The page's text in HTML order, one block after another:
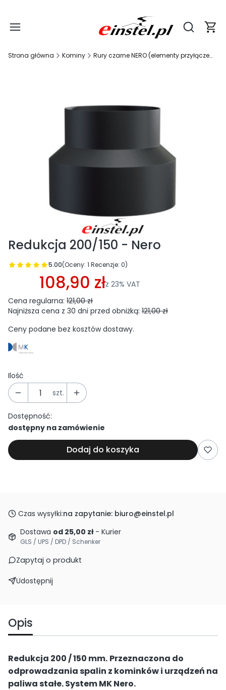
Otwórz
Strona główna Kominy Rury czarne NERO (elementy przyłączeniowe do kominków)
Redukcja 200/150 - Nero
5.00(Oceny: 1 Recenzje: 0)
Przejdź do sekcji Opinie
108,90 złz 23% VAT
Cena regularna: 121,00 zł
Najniższa cena z 30 dni przed obniżką: 121,00 zł
Ceny podane bez kosztów dostawy.
Ilość
szt.
Dostępność:
dostępny na zamówienie
Dodaj do koszyka
Czas wysyłki:na zapytanie: biuro@einstel.pl
Dostawa od 25,00 zł - Kurier
GLS / UPS / DPD / Schenker
Zapytaj o produkt
Udostępnij
Opis
Redukcja 200 / 150 mm. Przeznaczona do
odprowadzania spalin z kominków i urządzeń na
paliwa stałe. System MK Nero.